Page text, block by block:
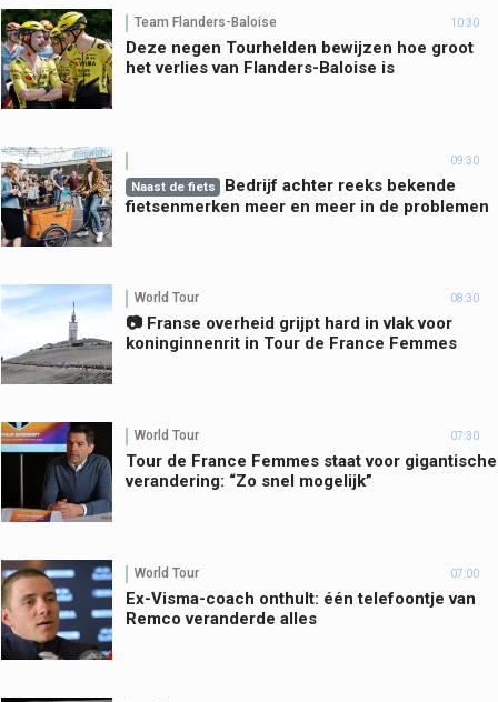
Team Flanders-Baloise 10:30
Deze negen Tourhelden bewijzen hoe groot
het verlies van Flanders-Baloise is
09:30
Naast de fiets
Bedrijf achter reeks bekende
fietsenmerken meer en meer in de problemen
World Tour 08:30
📷 Franse overheid grijpt hard in vlak voor
koninginnenrit in Tour de France Femmes
World Tour 07:30
Tour de France Femmes staat voor gigantische
verandering: “Zo snel mogelijk”
World Tour 07:00
Ex-Visma-coach onthult: één telefoontje van
Remco veranderde alles